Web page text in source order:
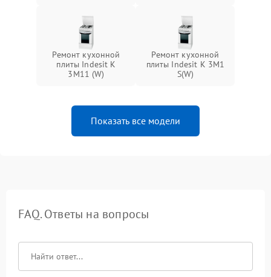
Ремонт кухонной
плиты Indesit K
3M11 (W)
Ремонт кухонной
плиты Indesit K 3M1
S(W)
Показать все модели
FAQ. Ответы на вопросы